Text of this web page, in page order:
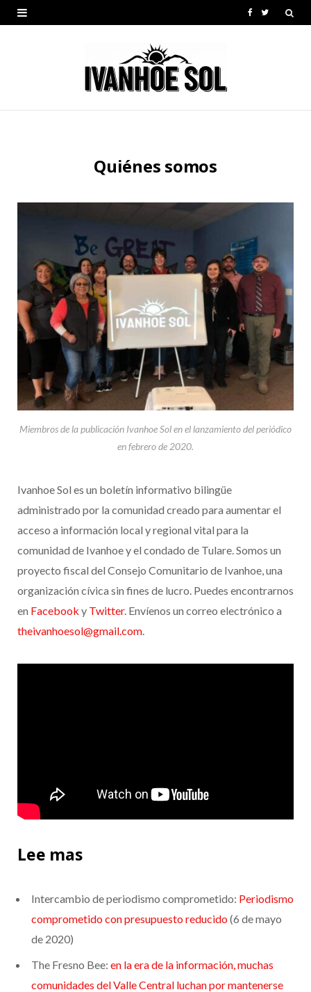
b
T
t
Quiénes somos
Miembros de la publicación Ivanhoe Sol en el lanzamiento del periódico
en febrero de 2020.
Ivanhoe Sol es un boletín informativo bilingüe
administrado por la comunidad creado para aumentar el
acceso a información local y regional vital para la
comunidad de Ivanhoe y el condado de Tulare. Somos un
proyecto fiscal del Consejo Comunitario de Ivanhoe, una
organización cívica sin fines de lucro. Puedes encontrarnos
en Facebook y Twitter. Envíenos un correo electrónico a
theivanhoesol@gmail.com
Lee mas
Intercambio de periodismo comprometido: Periodismo
comprometido con presupuesto reducido(6 de mayo
de 2020)
The Fresno Bee: en la era de la información, muchas
comunidades del Valle Central luchan por mantenerse